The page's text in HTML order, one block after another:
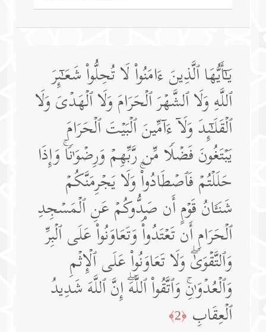
یَـٰۤأَیُّهَا ٱلَّذِینَ ءَامَنُوا۟ لَا تُحِلُّوا۟ شَعَـٰۤىِٕرَ
ٱللَّهِ وَلَا ٱلشَّهۡرَ ٱلۡحَرَامَ وَلَا ٱلۡهَدۡیَ وَلَا
ٱلۡقَلَـٰۤىِٕدَ وَلَاۤ ءَاۤمِّینَ ٱلۡبَیۡتَ ٱلۡحَرَامَ
یَبۡتَغُونَ فَضۡلࣰا مِّن رَّبِّهِمۡ وَرِضۡوَ ٰ⁠نࣰاۚ وَإِذَا
حَلَلۡتُمۡ فَٱصۡطَادُوا۟ۚ وَلَا یَجۡرِمَنَّكُمۡ
شَنَـَٔانُ قَوۡمٍ أَن صَدُّوكُمۡ عَنِ ٱلۡمَسۡجِدِ
ٱلۡحَرَامِ أَن تَعۡتَدُوا۟ۘ وَتَعَاوَنُوا۟ عَلَى ٱلۡبِرِّ
وَٱلتَّقۡوَىٰۖ وَلَا تَعَاوَنُوا۟ عَلَى ٱلۡإِثۡمِ
وَٱلۡعُدۡوَ ٰ⁠نِۚ وَٱتَّقُوا۟ ٱللَّهَۖ إِنَّ ٱللَّهَ شَدِیدُ
ٱلۡعِقَابِ ﴿2﴾